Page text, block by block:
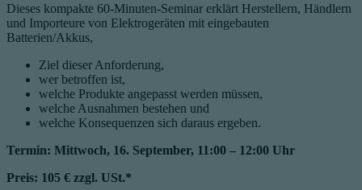
Dieses kompakte 60-Minuten-Seminar erklärt Herstellern, Händlern
und Importeure von Elektrogeräten mit eingebauten
Batterien/Akkus,
Ziel dieser Anforderung,
wer betroffen ist,
welche Produkte angepasst werden müssen,
welche Ausnahmen bestehen und
welche Konsequenzen sich daraus ergeben.
Termin: Mittwoch, 16. September, 11:00 – 12:00 Uhr
Preis: 105 € zzgl. USt.*